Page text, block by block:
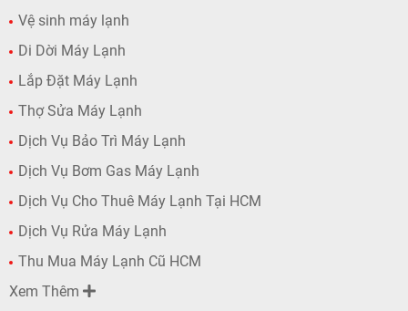
Vệ sinh máy lạnh
Di Dời Máy Lạnh
Lắp Đặt Máy Lạnh
Thợ Sửa Máy Lạnh
Dịch Vụ Bảo Trì Máy Lạnh
Dịch Vụ Bơm Gas Máy Lạnh
Dịch Vụ Cho Thuê Máy Lạnh Tại HCM
Dịch Vụ Rửa Máy Lạnh
Thu Mua Máy Lạnh Cũ HCM
Xem Thêm